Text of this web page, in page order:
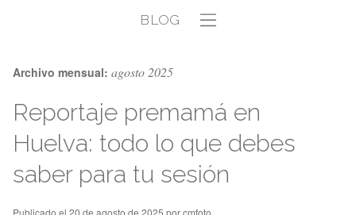
BLOG
Archivo mensual: agosto 2025
Reportaje premamá en
Huelva: todo lo que debes
saber para tu sesión
Publicado el 20 de agosto de 2025 porcmfoto